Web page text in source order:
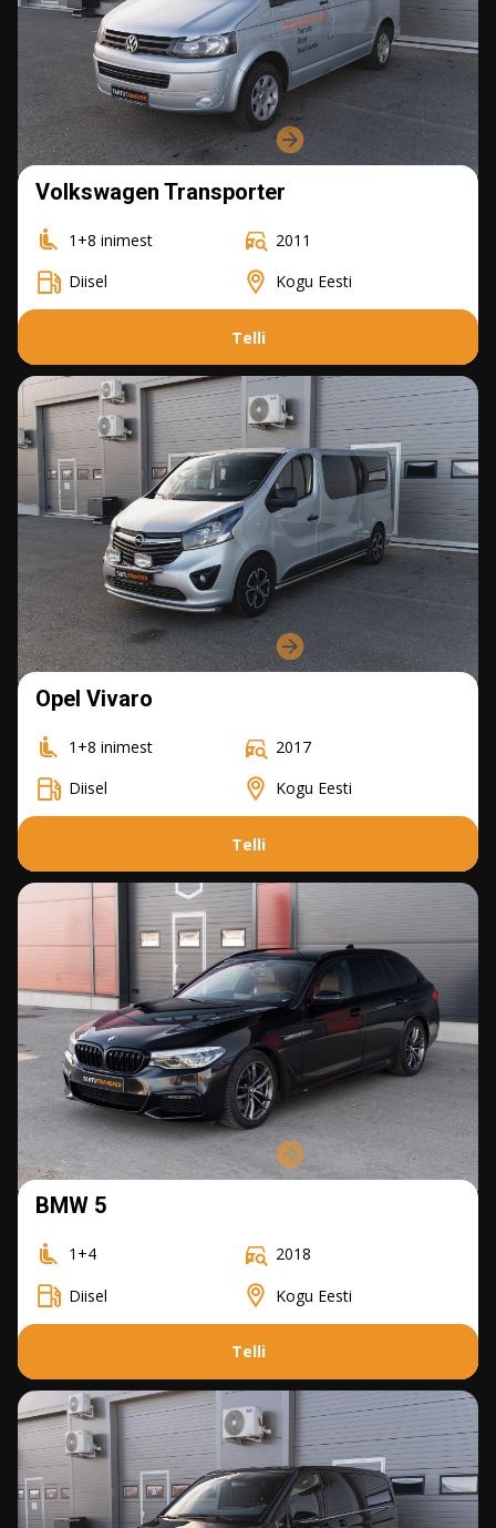
Volkswagen Transporter
1+8 inimest
2011
Diisel
Kogu Eesti
Telli
Opel Vivaro
1+8 inimest
2017
Diisel
Kogu Eesti
Telli
BMW 5
1+4
2018
Diisel
Kogu Eesti
Telli